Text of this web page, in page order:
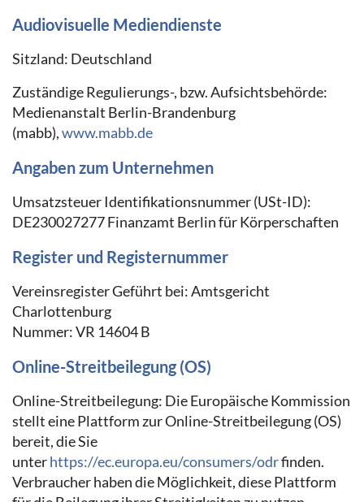
Audiovisuelle Mediendienste
Sitzland: Deutschland
Zuständige Regulierungs-, bzw. Aufsichtsbehörde:
Medienanstalt Berlin-Brandenburg
(mabb),www.mabb.de
Angaben zum Unternehmen
Umsatzsteuer Identifikationsnummer (USt-ID):
DE230027277 Finanzamt Berlin für Körperschaften
Register und Registernummer
Vereinsregister Geführt bei: Amtsgericht
Charlottenburg
Nummer: VR 14604 B
Online-Streitbeilegung (OS)
Online-Streitbeilegung: Die Europäische Kommission
stellt eine Plattform zur Online-Streitbeilegung (OS)
bereit, die Sie
unterhttps://ec.europa.eu/consumers/odrfinden.
Verbraucher haben die Möglichkeit, diese Plattform